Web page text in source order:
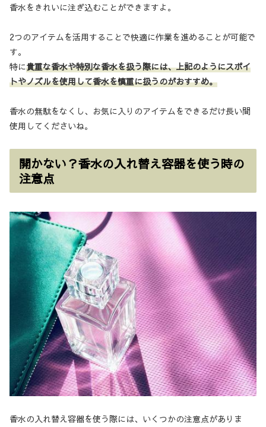
香水をきれいに注ぎ込むことができますよ。
2つのアイテムを活用することで快適に作業を進めることが可能で
す。
特に貴重な香水や特別な香水を扱う際には、上記のようにスポイ
トやノズルを使用して香水を慎重に扱うのがおすすめ。
香水の無駄をなくし、お気に入りのアイテムをできるだけ長い間
使用してくださいね。
開かない？香水の入れ替え容器を使う時の
注意点
香水の入れ替え容器を使う際には、いくつかの注意点がありま